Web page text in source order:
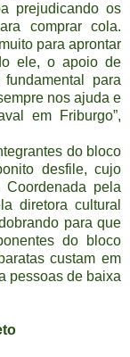
prejudicando os
comprar cola.
para aprontar
ele, o apoio de
para
nos ajuda e
em Friburgo”,
do bloco
desfile, cujo
pela
diretora cultural
para que
do bloco
custam em
pessoas de baixa